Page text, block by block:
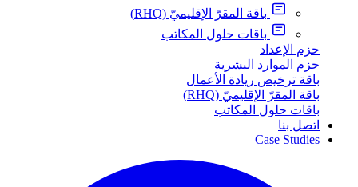
باقة المقرّ الإقليميّ (RHQ)
باقات حلول المكاتب
حزم الإعداد
حزم الموارد البشرية
باقة ترخيص ريادة الأعمال
باقة المقرّ الإقليميّ (RHQ)
باقات حلول المكاتب
اتصل بنا
Case Studies